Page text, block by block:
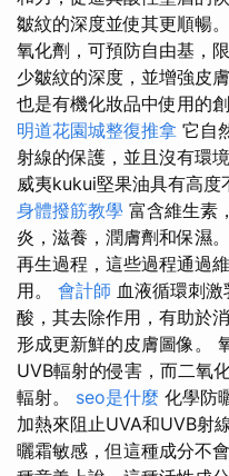
皺紋的深度並使其更順暢。
氧化劑，可預防自由基，
少皺紋的深度，並增強皮
也是有機化妝品中使用的
明道花園城整復推拿 它自
射線的保護，並且沒有環
威夷kukui堅果油具有高度
身體撥筋教學 富含維生素
炎，滋養，潤膚劑和保濕。
再生過程，這些過程通過
用。 會計師 血液循環刺
酸，其去除作用，有助於
形成更新鮮的皮膚圖像。
UVB輻射的侵害，而二氧
輻射。 seo是什麼 化學防
加熱來阻止UVA和UVB射
曬霜敏感，但這種成分不